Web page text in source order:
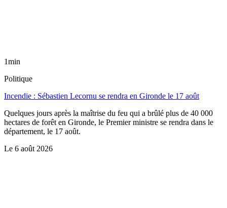
1min
Politique
Incendie : Sébastien Lecornu se rendra en Gironde le 17 août
Quelques jours après la maîtrise du feu qui a brûlé plus de 40 000
hectares de forêt en Gironde, le Premier ministre se rendra dans le
département, le 17 août.
Le 6 août 2026